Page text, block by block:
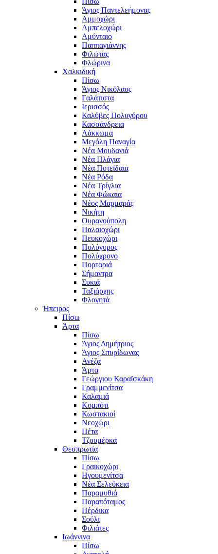
Άγιος Παντελεήμονας
Αμμοχώρι
Αμπελοχώρι
Αμύνταιο
Παππαγιάννης
Φιλώτας
Φλώρινα
Χαλκιδική
Πίσω
Άγιος Νικόλαος
Γαλάτιστα
Ιερισσός
Καλύβες Πολυγύρου
Κασσάνδρεια
Λάκκωμα
Μεγάλη Παναγία
Νέα Μουδανιά
Νέα Πλάγια
Νέα Ποτείδαια
Νέα Ρόδα
Νέα Τρίγλια
Νέα Φώκαια
Νέος Μαρμαράς
Νικήτη
Ουρανούπολη
Παλαιοχώρι
Πευκοχώρι
Πολύγυρος
Πολύχρονο
Πορταριά
Σήμαντρα
Συκιά
Ταξιάρχης
Φλογητά
Ήπειρος
Πίσω
Άρτα
Πίσω
Άγιος Δημήτριος
Άγιος Σπυρίδωνας
Ανέζα
Άρτα
Γεώργιου Καραϊσκάκη
Γραμμενίτσα
Καλαμιά
Κομπότι
Κωστακιοί
Νεοχώρι
Πέτα
Τζουμέρκα
Θεσπρωτία
Πίσω
Γραικοχώρι
Ηγουμενίτσα
Νέα Σελεύκεια
Παραμυθιά
Παραπόταμος
Πέρδικα
Σούλι
Φιλιάτες
Ιωάννινα
Πίσω